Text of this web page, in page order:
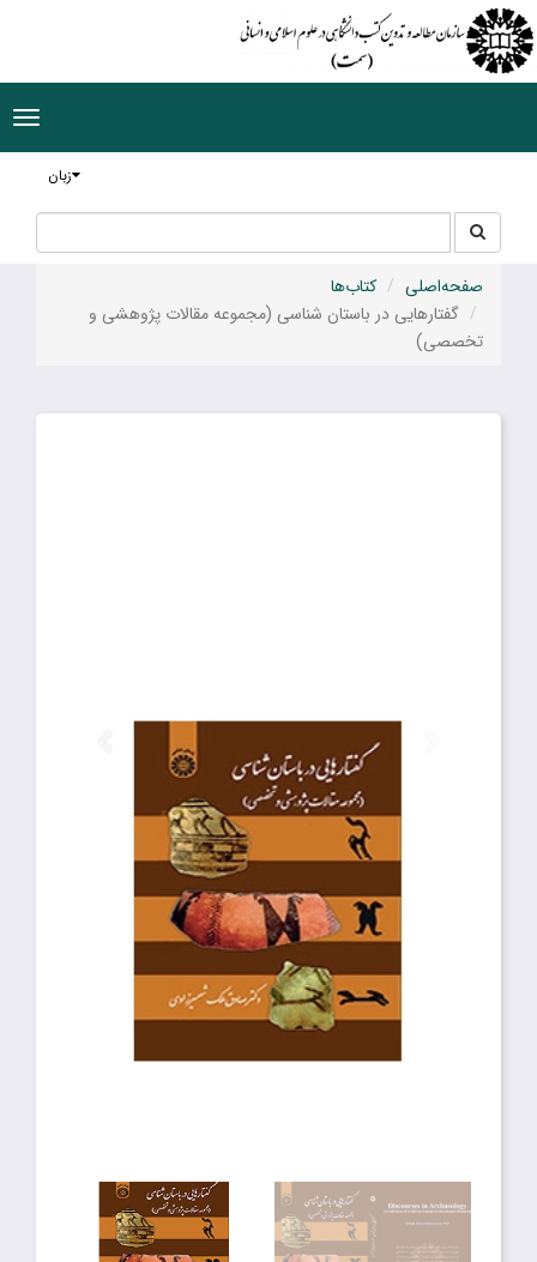
زبان
جستجو
در
سایت
صفحه‌اصلی
کتاب‌ها
گفتارهایی در باستان شناسی (مجموعه مقالات پژوهشی و
تخصصی)